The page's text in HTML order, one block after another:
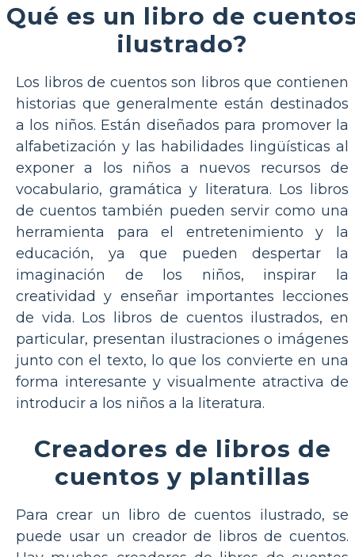
Qué es un libro de
ilustrado?
Los libros de cuentos son libros que contienen
historias que generalmente están destinados
a los niños. Están diseñados para promover la
alfabetización y las habilidades lingüísticas al
exponer a los niños a nuevos recursos de
vocabulario, gramática y literatura. Los libros
de cuentos también pueden servir como una
herramienta para el entretenimiento y la
educación, ya que pueden despertar la
imaginación de los niños, inspirar la
creatividad y enseñar importantes lecciones
de vida. Los libros de cuentos ilustrados, en
particular, presentan ilustraciones o imágenes
junto con el texto, lo que los convierte en una
forma interesante y visualmente atractiva de
introducir a los niños a la literatura.
Creadores de libros de
cuentos y plantillas
Para crear un libro de cuentos ilustrado, se
puede usar un creador de libros de cuentos.